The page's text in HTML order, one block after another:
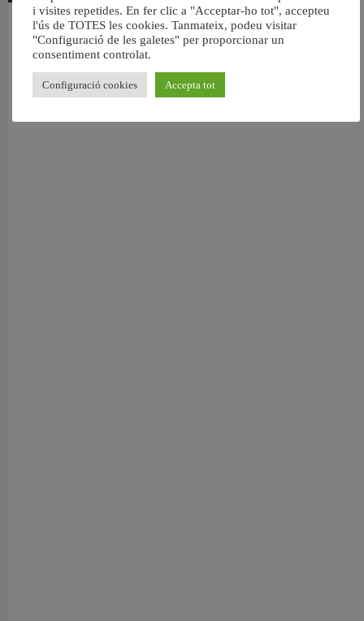
València reforça la neteja de les platges per a l’eclipsi solar del 12 d’agost
5 agost, 2026
i visites repetides. En fer clic a "Acceptar-ho tot", accepteu
l'ús de TOTES les cookies. Tanmateix, podeu visitar
"Configuració de les galetes" per proporcionar un
consentiment controlat.
Configuració cookies Accepta tot